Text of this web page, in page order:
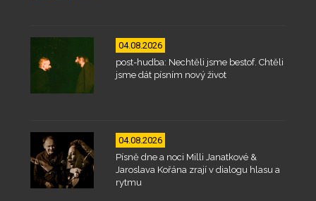
04.08.2026
post-hudba: Nechtěli jsme bestof. Chtěli
jsme dát písním nový život
04.08.2026
Písně dne a noci Milli Janatkové &
Jaroslava Kořána zrají v dialogu hlasu a
rytmu